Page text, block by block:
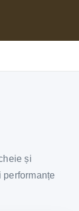
și
performanțe